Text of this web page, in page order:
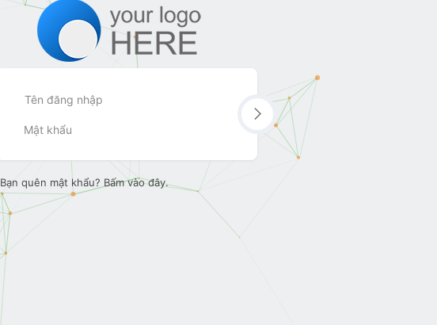
Bạn quên mật khẩu? Bấm vào đây.